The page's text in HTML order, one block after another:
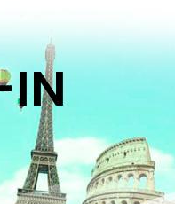
IN